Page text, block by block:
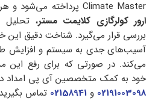
Climate Master پرداخته می‌شود و هر خطا از نظر علت ایجاد
ارور کولرگازی کلایمت مستر، تحلیل
بررسی قرار می‌گیرد. شناخت دقیق این
آسیب‌های جدی به سیستم و افزایش
می‌کند. در صورتی که برای رفع
خود به کمک متخصصین آی پی امداد
02191003098 و 02158941 تماس